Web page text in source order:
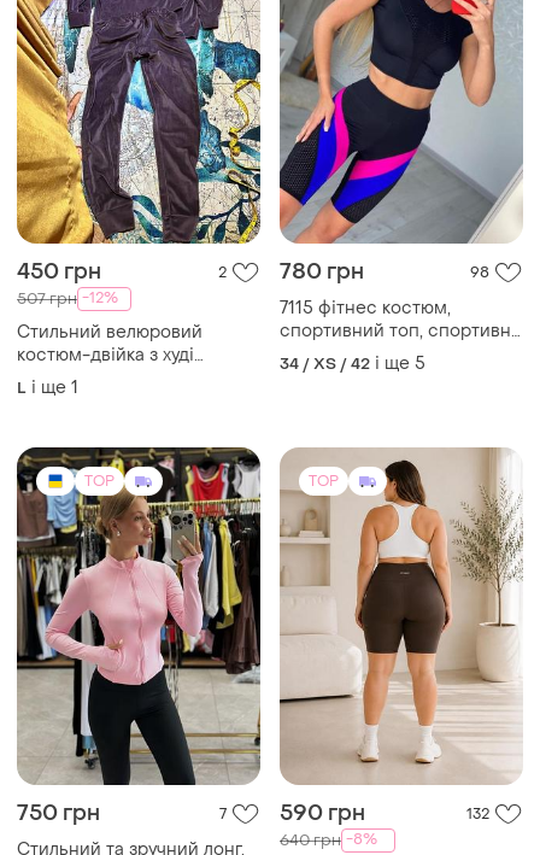
450 грн 2
507 грн -12%
Стильний велюровий
костюм-двійка з худі
(глибокий сливово-
фіолетовий колір)
L і ще 1
780 грн 98
7115 фітнес костюм,
спортивний топ, спортивні
жіночі, костюм для
спортзалу
34 / XS / 42 і ще 5
TOP
750 грн 7
Стильний та зручний лонг.
TOP
590 грн 132
640 грн -8%